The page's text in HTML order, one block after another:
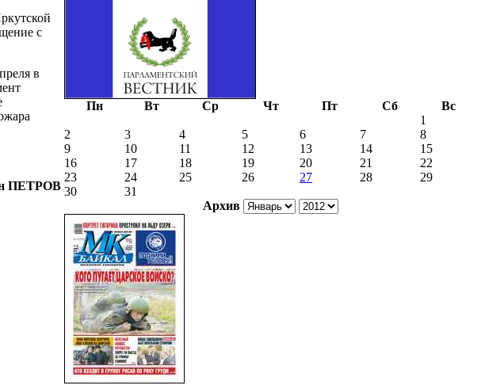
с
в
ПЕТРОВ
Пн Вт Ср Чт Пт Сб
Вс
1
2
3 4 5 6 7
8
9
10 11 12 13 14
15
16
17 18 19 20 21
22
23
24 25 26 27 28
29
30
31
Архив